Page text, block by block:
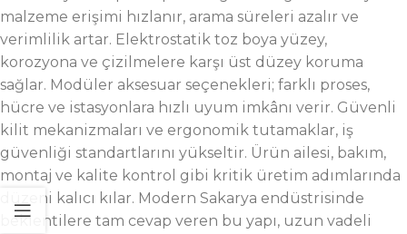
malzeme erişimi hızlanır, arama süreleri azalır ve
verimlilik artar. Elektrostatik toz boya yüzey,
korozyona ve çizilmelere karşı üst düzey koruma
sağlar. Modüler aksesuar seçenekleri; farklı proses,
hücre ve istasyonlara hızlı uyum imkânı verir. Güvenli
kilit mekanizmaları ve ergonomik tutamaklar, iş
güvenliği standartlarını yükseltir. Ürün ailesi, bakım,
montaj ve kalite kontrol gibi kritik üretim adımlarında
düzeni kalıcı kılar. Modern Sakarya endüstrisinde
beklentilere tam cevap veren bu yapı, uzun vadeli